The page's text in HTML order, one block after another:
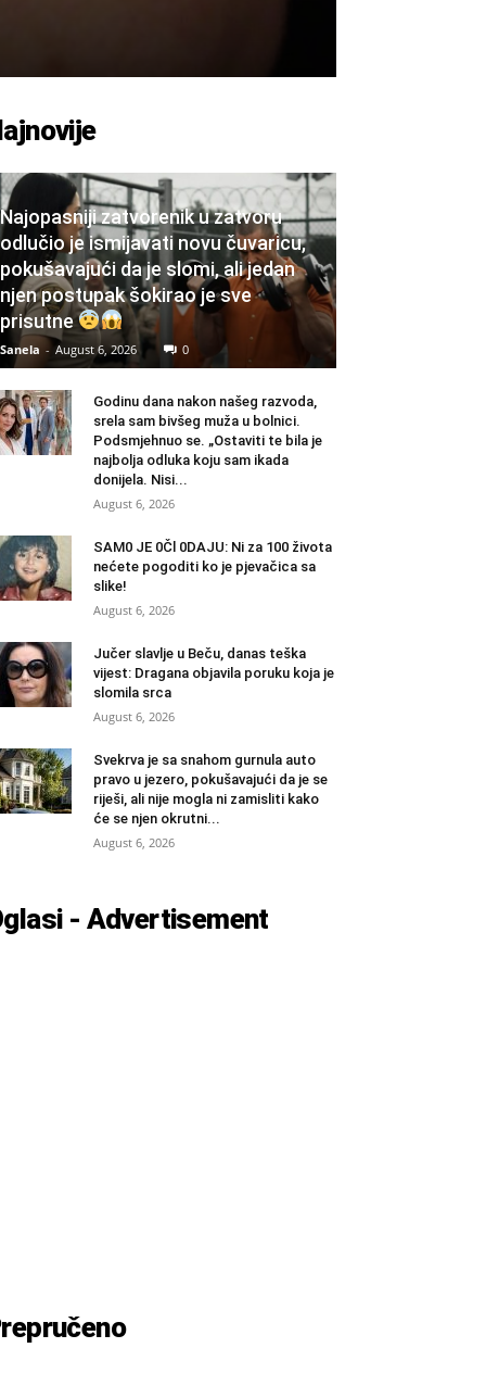
Najopasniji zatvorenik u zatvoru
odlučio je ismijavati novu čuvaricu,
pokušavajući da je slomi, ali jedan
njen postupak šokirao je sve
prisutne
Sanela - August 6, 2026 0
Godinu dana nakon našeg razvoda,
srela sam bivšeg muža u bolnici.
Podsmjehnuo se. „Ostaviti te bila je
najbolja odluka koju sam ikada
donijela. Nisi...
August 6, 2026
SAM0 JE 0Čl 0DAJU: Ni za 100 života
nećete pogoditi ko je pjevačica sa
slike!
August 6, 2026
Jučer slavlje u Beču, danas teška
vijest: Dragana objavila poruku koja je
slomila srca
August 6, 2026
Svekrva je sa snahom gurnula auto
pravo u jezero, pokušavajući da je se
riješi, ali nije mogla ni zamisliti kako
će se njen okrutni...
August 6, 2026
- Advertisement